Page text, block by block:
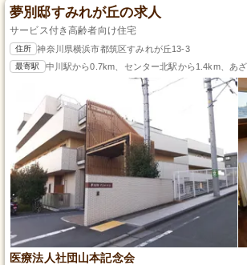
夢別邸すみれが丘の求人
サービス付き高齢者向け住宅
住所 神奈川県横浜市都筑区すみれが丘13-3
最寄駅 中川駅から0.7km、センター北駅から1.4km、あ
医療法人社団山本記念会